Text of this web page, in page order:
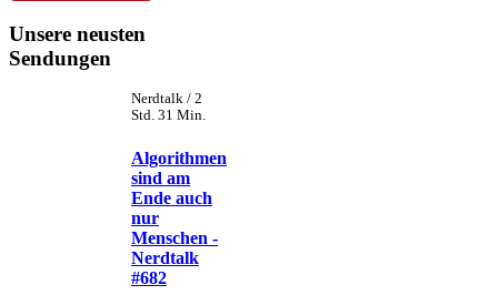
Unsere neusten
Sendungen
Nerdtalk / 2
Std. 31 Min.
Algorithmen
sind am
Ende auch
nur
Menschen -
Nerdtalk
#682